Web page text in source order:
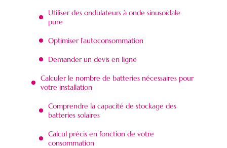
Utiliser des ondulateurs à onde sinusoïdale
pure
Optimiser l’autoconsommation
Demander un devis en ligne
Calculer le nombre de batteries nécessaires pour
votre installation
Comprendre la capacité de stockage des
batteries solaires
Calcul précis en fonction de votre
consommation